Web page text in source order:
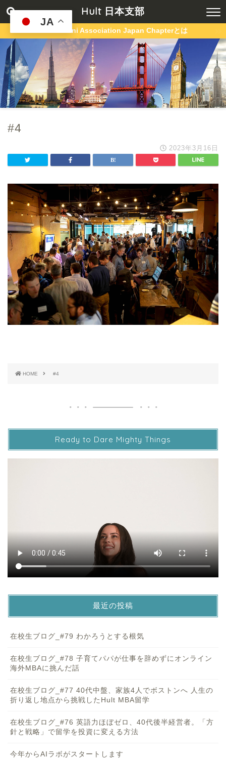
Hult 日本支部
Hult Alumni Association Japan Chapterとは
#4
2023年3月16日
HOME #4
Ready to Dare Mighty Things
最近の投稿
在校生ブログ_#79 わかろうとする根気
在校生ブログ_#78 子育てパパが仕事を辞めずにオンライン
海外MBAに挑んだ話
在校生ブログ_#77 40代中盤、家族4人でボストンへ 人生の
折り返し地点から挑戦したHult MBA留学
在校生ブログ_#76 英語力ほぼゼロ、40代後半経営者。「方
針と戦略」で留学を投資に変える方法
今年からAIラボがスタートします
JA